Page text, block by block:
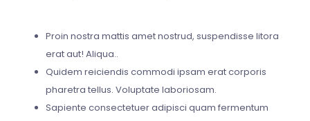
Proin nostra mattis amet nostrud, suspendisse litora
erat aut! Aliqua..
Quidem reiciendis commodi ipsam erat corporis
pharetra tellus. Voluptate laboriosam.
Sapiente consectetuer adipisci quam fermentum